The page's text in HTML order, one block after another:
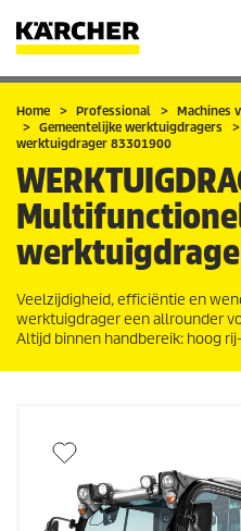
Boodschappenmandje
Verlanglijstje
Home Professional
Machines
Gemeentelijke werktuigdragers
werktuigdrager 83301900
Veelzijdigheid, efficiëntie en
werktuigdrager een allrounder
Altijd binnen handbereik: hoog